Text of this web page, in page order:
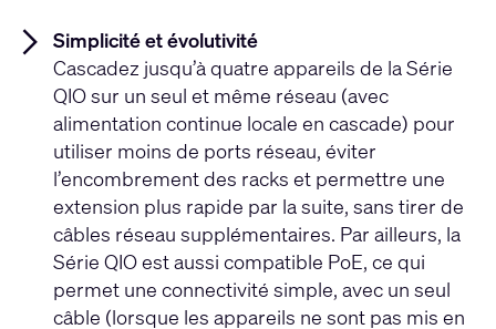
Simplicité et évolutivité
Cascadez jusqu’à quatre appareils de la Série
QIO sur un seul et même réseau (avec
alimentation continue locale en cascade) pour
utiliser moins de ports réseau, éviter
l’encombrement des racks et permettre une
extension plus rapide par la suite, sans tirer de
câbles réseau supplémentaires. Par ailleurs, la
Série QIO est aussi compatible PoE, ce qui
permet une connectivité simple, avec un seul
câble (lorsque les appareils ne sont pas mis en